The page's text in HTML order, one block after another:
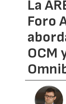
La
Foro
OCM